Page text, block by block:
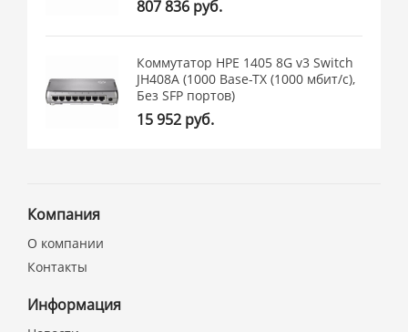
807 836 руб.
Коммутатор HPE 1405 8G v3 Switch
JH408A (1000 Base-TX (1000 мбит/с),
Без SFP портов)
15 952 руб.
Компания
О компании
Контакты
Информация